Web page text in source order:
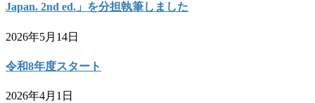
Japan. 2nd ed.」を分担執筆しました
2026年5月14日
令和8年度スタート
2026年4月1日